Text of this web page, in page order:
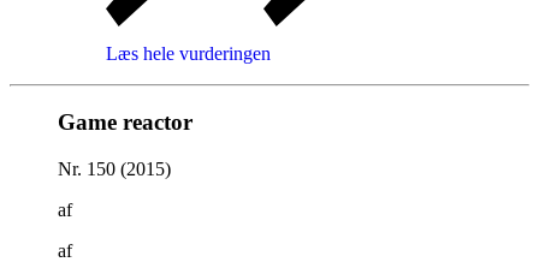
Læs hele vurderingen
Game reactor
Nr. 150 (2015)
af
af